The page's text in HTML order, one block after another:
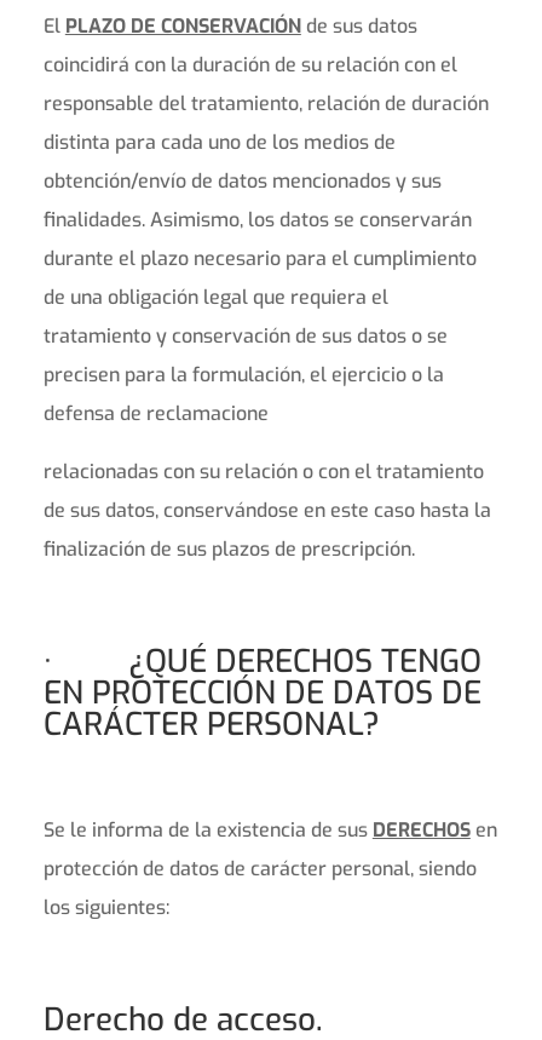
El PLAZO DE CONSERVACIÓNde sus datos
coincidirá con la duración de su relación con el
responsable del tratamiento, relación de duración
distinta para cada uno de los medios de
obtención/envío de datos mencionados y sus
finalidades. Asimismo, los datos se conservarán
durante el plazo necesario para el cumplimiento
de una obligación legal que requiera el
tratamiento y conservación de sus datos o se
precisen para la formulación, el ejercicio o la
defensa de reclamacione
relacionadas con su relación o con el tratamiento
de sus datos, conservándose en este caso hasta la
finalización de sus plazos de prescripción.
· ¿QUÉ DERECHOS TENGO
EN PROTECCIÓN DE DATOS DE
CARÁCTER PERSONAL?
Se le informa de la existencia de sus DERECHOSen
protección de datos de carácter personal, siendo
los siguientes:
Derecho de acceso.